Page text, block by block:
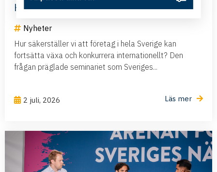
Har Sverige råd att negligera flyget?
Nyheter
Hur säkerställer vi att företag i hela Sverige kan
fortsätta växa och konkurrera internationellt? Den
frågan präglade seminariet som Sveriges...
2 juli, 2026 Läs mer